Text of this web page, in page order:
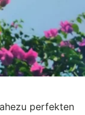
perfekten